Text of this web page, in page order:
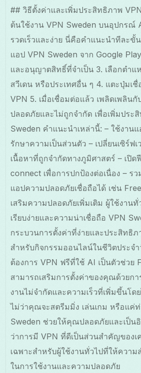
## วิธีตั้งค่าและเพิ่มประสิทธิภาพ
ต้นใช้งาน VPN Sweden บนอุปกรณ์
รวดเร็วและง่าย นี่คือคำแนะนำทีละขั้
แอป VPN Sweden จาก Google
และอนุญาตสิทธิ์ที่จำเป็น 3. เลือกตำแ
สวีเดน หรือประเทศอื่น ๆ 4. แตะปุ่มเ
VPN 5. เมื่อเชื่อมต่อแล้ว เพลิดเพลินกั
ปลอดภัยและไม่ถูกจำกัด เพื่อเพิ่มประ
Sweden คำแนะนำเหล่านี้: – ใช้งานแ
รักษาความเป็นส่วนตัว – เปลี่ยนเซิร์ฟเ
เนื้อหาที่ถูกจำกัดทางภูมิศาสตร์ – เปิด
connect เพื่อการปกป้องต่อเนื่อง – ร
แอปความปลอดภัยเชื่อถือได้ เช่น
เสริมความปลอดภัยเพิ่มเติม ผู้ใช้งาน
เรียบง่ายและความน่าเชื่อถือ VPN
กระบวนการตั้งค่าที่ง่ายและประสิทธิภ
สำหรับกิจกรรมออนไลน์ในชีวิตประจ
ต้องการ VPN ฟรีที่ใช้ AI เป็นตัวช่วย
สามารถเสริมการตั้งค่าของคุณด้วยก
งานไม่จำกัดและความเร็วที่เพิ่มขึ้นโด
ไม่ว่าคุณจะสตรีมมิ่ง เล่นเกม หรือแค่ท่
Sweden ช่วยให้คุณปลอดภัยและเป็น
ว่าการมี VPN ที่ดีเป็นส่วนสำคัญของเ
เฉพาะสำหรับผู้ใช้งานทั่วไปที่ให้ควา
ในการใช้งานและความปลอดภัย